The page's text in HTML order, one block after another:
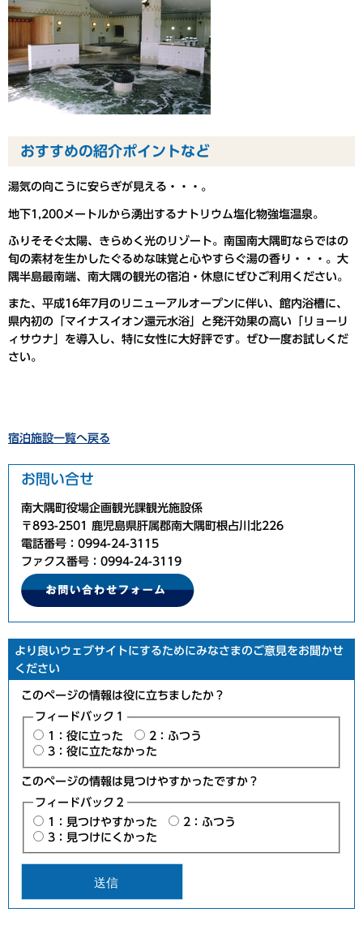
おすすめの紹介ポイントなど
湯気の向こうに安らぎが見える・・・。
地下1,200メートルから湧出するナトリウム塩化物強塩温泉。
ふりそそぐ太陽、きらめく光のリゾート。南国南大隅町ならではの
旬の素材を生かしたぐるめな味覚と心やすらぐ湯の香り・・・。大
隅半島最南端、南大隅の観光の宿泊・休息にぜひご利用ください。
また、平成16年7月のリニューアルオープンに伴い、館内浴槽に、
県内初の「マイナスイオン還元水浴」と発汗効果の高い「リョーリ
ィサウナ」を導入し、特に女性に大好評です。ぜひ一度お試しくだ
さい。
宿泊施設一覧へ戻る
お問い合せ
南大隅町役場企画観光課観光施設係
〒893-2501 鹿児島県肝属郡南大隅町根占川北226
電話番号：0994-24-3115
ファクス番号：0994-24-3119
より良いウェブサイトにするためにみなさまのご意見をお聞かせ
ください
このページの情報は役に立ちましたか？
フィードバック１
1：役に立った
2：ふつう
3：役に立たなかった
このページの情報は見つけやすかったですか？
フィードバック２
1：見つけやすかった
2：ふつう
3：見つけにくかった